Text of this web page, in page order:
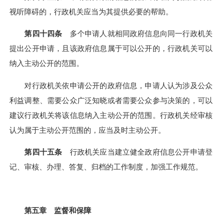
视听障碍的，行政机关应当为其提供必要的帮助。
第四十四条 多个申请人就相同政府信息向同一行政机关
提出公开申请，且该政府信息属于可以公开的，行政机关可以
纳入主动公开的范围。
对行政机关依申请公开的政府信息，申请人认为涉及公众
利益调整、需要公众广泛知晓或者需要公众参与决策的，可以
建议行政机关将该信息纳入主动公开的范围。行政机关经审核
认为属于主动公开范围的，应当及时主动公开。
第四十五条 行政机关应当建立健全政府信息公开申请登
记、审核、办理、答复、归档的工作制度，加强工作规范。
第五章 监督和保障